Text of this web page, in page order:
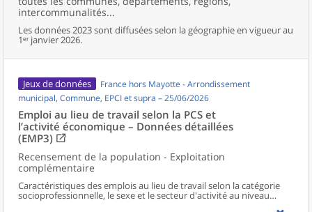
intercommunalités...
Les données 2023 sont diffusées selon la géographie en vigueur au
1ᵉʳ janvier 2026.
Jeux de données
France hors Mayotte - Arrondissement
municipal, Commune, EPCI et supra – 25/06/2026
Emploi au lieu de travail selon la PCS et
l’activité économique – Données détaillées
(EMP3)
Recensement de la population - Exploitation
complémentaire
Caractéristiques des emplois au lieu de travail selon la catégorie
socioprofessionnelle, le sexe et le secteur d'activité au niveau
communal et supracommunal pour la France hors Mayotte.